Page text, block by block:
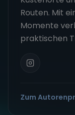
Routen. Mit
Momente
praktischen
Zum